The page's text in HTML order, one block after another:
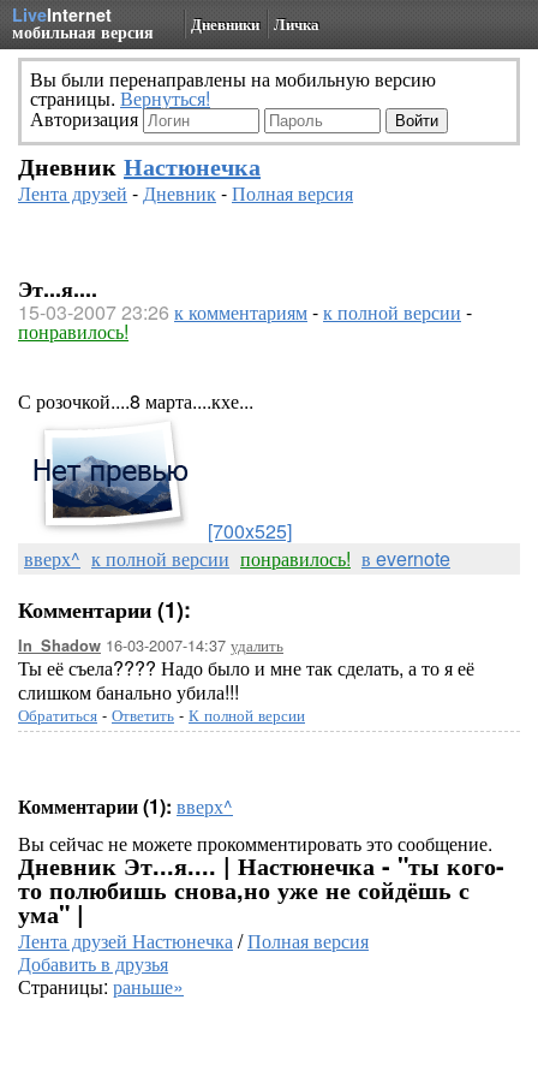
LiveInternet
мобильная версия Дневники Личка
Вы были перенаправлены на мобильную версию
страницы. Вернуться!
Авторизация
Дневник Настюнечка
Лента друзей -Дневник-Полная версия
Эт...я....
15-03-2007 23:26 к комментариям-к полной версии -
понравилось!
С розочкой....8 марта....кхе...
[700x525]
вверх^ к полной версии понравилось! в evernote
Комментарии (1):
In_Shadow 16-03-2007-14:37 удалить
Ты её съела???? Надо было и мне так сделать, а то я её
слишком банально убила!!!
Обратиться - Ответить - К полной версии
Комментарии (1): вверх^
Вы сейчас не можете прокомментировать это сообщение.
Дневник Эт...я.... | Настюнечка - "ты кого-
то полюбишь снова,но уже не сойдёшь с
ума" |
Лента друзей Настюнечка/Полная версия
Добавить в друзья
Страницы: раньше»